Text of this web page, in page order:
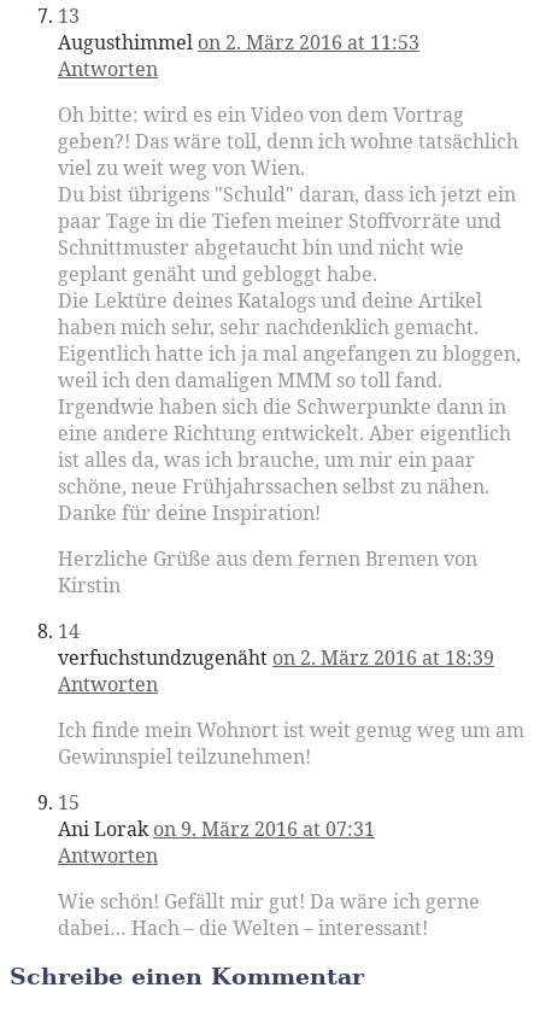
13
Augusthimmel on 2. März 2016 at 11:53
Antworten
Oh bitte: wird es ein Video von dem Vortrag
geben?! Das wäre toll, denn ich wohne tatsächlich
viel zu weit weg von Wien.
Du bist übrigens "Schuld" daran, dass ich jetzt ein
paar Tage in die Tiefen meiner Stoffvorräte und
Schnittmuster abgetaucht bin und nicht wie
geplant genäht und gebloggt habe.
Die Lektüre deines Katalogs und deine Artikel
haben mich sehr, sehr nachdenklich gemacht.
Eigentlich hatte ich ja mal angefangen zu bloggen,
weil ich den damaligen MMM so toll fand.
Irgendwie haben sich die Schwerpunkte dann in
eine andere Richtung entwickelt. Aber eigentlich
ist alles da, was ich brauche, um mir ein paar
schöne, neue Frühjahrssachen selbst zu nähen.
Danke für deine Inspiration!
Herzliche Grüße aus dem fernen Bremen von
Kirstin
14
verfuchstundzugenäht on 2. März 2016 at 18:39
Antworten
Ich finde mein Wohnort ist weit genug weg um am
Gewinnspiel teilzunehmen!
15
Ani Lorak on 9. März 2016 at 07:31
Antworten
Wie schön! Gefällt mir gut! Da wäre ich gerne
dabei… Hach – die Welten – interessant!
Schreibe einen Kommentar